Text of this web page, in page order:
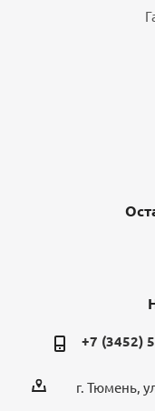
+7 (3452)
г. Тюмень,